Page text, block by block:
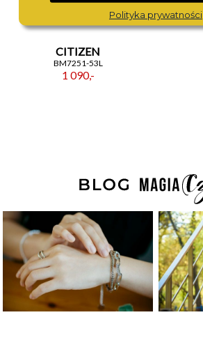
CITIZEN
BM7251-53L
1 090,-
Polityka prywatności